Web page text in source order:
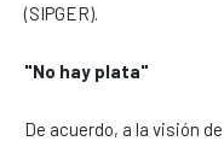
(SIPGER).
"No hay plata"
De acuerdo, a la visión